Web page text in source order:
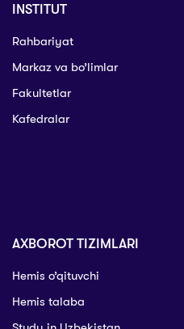
INSTITUT
Rahbariyat
Markaz va bo’limlar
Fakultetlar
Kafedralar
AXBOROT TIZIMLARI
Hemis o’qituvchi
Hemis talaba